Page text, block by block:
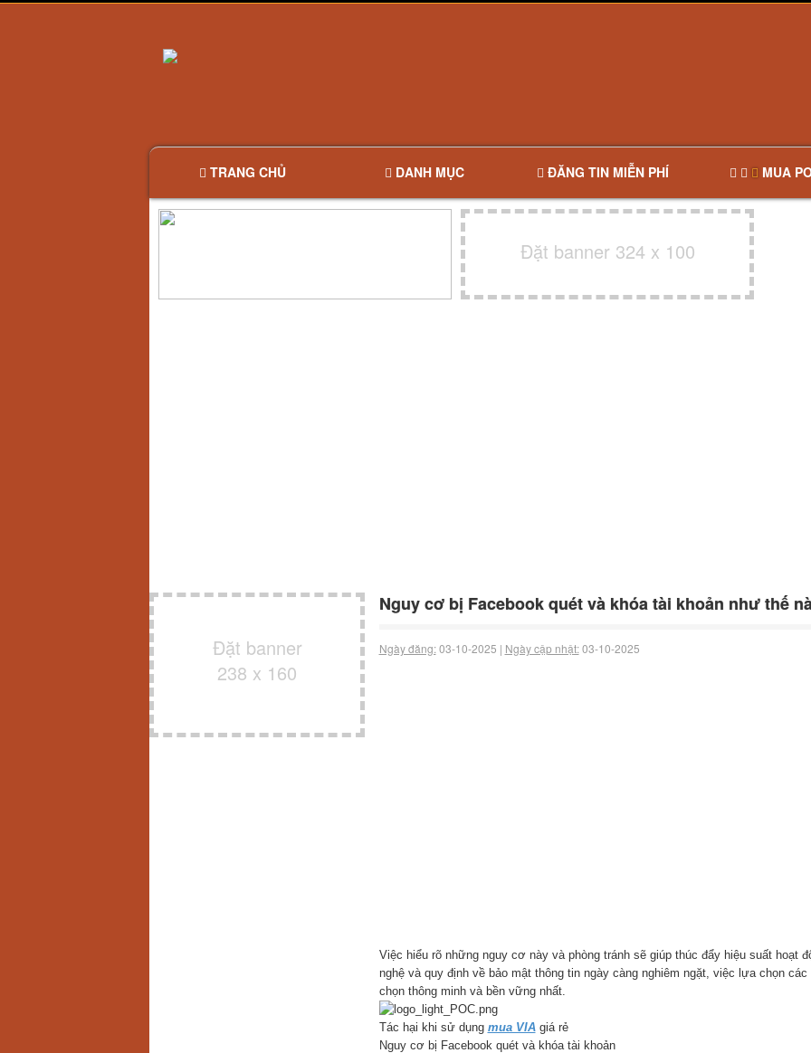
TRANG CHỦ DANH MỤC ĐĂNG TIN MIỄN PHÍ MUA
Đặt banner 324 x 100
Đặt banner
238 x 160
Nguy cơ bị Facebook quét và khóa tài khoản như thế
Ngày đăng:03-10-2025 | Ngày cập nhật:03-10-2025
Việc hiểu rõ những nguy cơ này và phòng tránh sẽ giúp thúc đẩy hiệu suất hoạt
nghệ và quy định về bảo mật thông tin ngày càng nghiêm ngặt, việc lựa chọn
chọn thông minh và bền vững nhất.
Tác hại khi sử dụng mua VIAgiá rẻ
Nguy cơ bị Facebook quét và khóa tài khoản